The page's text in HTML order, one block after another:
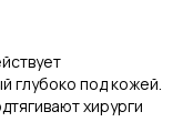
глубоко под кожей.
хирурги